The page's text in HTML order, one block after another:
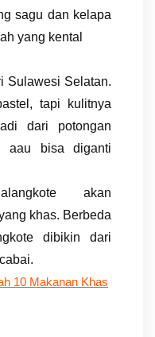
sagu dan kelapa
yang kental
Sulawesi Selatan.
tapi kulitnya
dari potongan
aau bisa diganti
akan
khas. Berbeda
dibikin dari
10 Makanan Khas